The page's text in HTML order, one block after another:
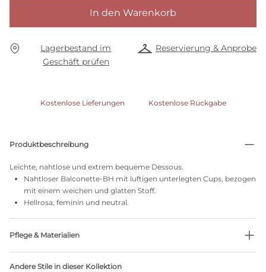
In den Warenkorb
Lagerbestand im
Geschäft prüfen
Reservierung & Anprobe
Kostenlose Lieferungen Kostenlose Rückgabe
Produktbeschreibung
Leichte, nahtlose und extrem bequeme Dessous.
Nahtloser Balconette-BH mit luftigen unterlegten Cups, bezogen
mit einem weichen und glatten Stoff.
Hellrosa, feminin und neutral.
Pflege & Materialien
Andere Stile in dieser Kollektion